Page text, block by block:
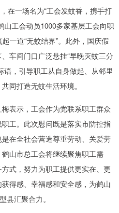
在一场名为“工会发蚊香，携手打
山工会动员1000多家基层工会向职
一道“无蚊结界”。此外，国庆假
车间门口广泛悬挂“早晚灭蚊三分
语，引导职工从自身做起、从邻里
同打造无蚊生活环境。
表示，工会作为党联系职工群众
工。此次慰问既是落实市防控指
在全社会营造尊重劳动、关爱劳
山市总工会将继续聚焦职工需
式，努力为职工提供更实在、更
得感、幸福感和安全感，为鹤山
县汇聚合力。